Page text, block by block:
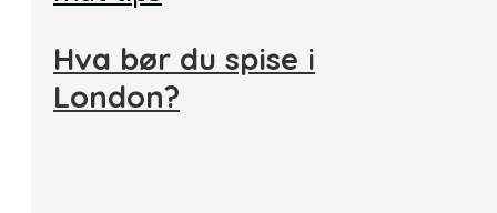
Hva bør du spise i
London?